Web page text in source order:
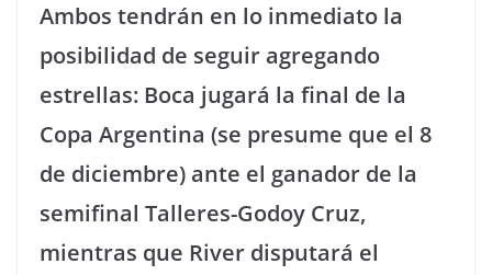
Ambos tendrán en lo inmediato la
posibilidad de seguir agregando
estrellas: Boca jugará la final de la
Copa Argentina (se presume que el 8
de diciembre) ante el ganador de la
semifinal Talleres-Godoy Cruz,
mientras que River disputará el